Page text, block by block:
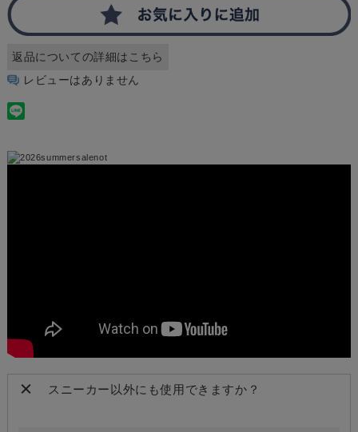
返品についての詳細はこちら
レビューはありません
スニーカー以外にも使用できますか？